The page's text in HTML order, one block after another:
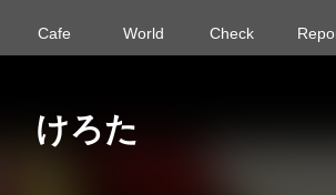
Cafe World Check
けろた